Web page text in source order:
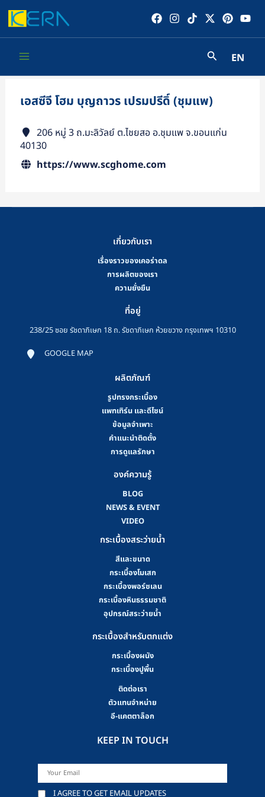
Skip
to
Menu
EN
เอสซีจี โฮม บุญถาวร เปรมปรีดิ์ (ชุมแพ)
206 หมู่ 3 ถ.มะลิวัลย์ ต.ไชยสอ อ.ชุมแพ จ.ขอนแก่น
40130
https://www.scghome.com
เกี่ยวกับเรา
เรื่องราวของเคอร่าดล
การผลิตของเรา
ความยั่งยืน
ที่อยู่
238/25 ซอย รัชดาภิเษก 18 ถ. รัชดาภิเษก ห้วยขวาง กรุงเทพฯ 10310
GOOGLE MAP
ผลิตภัณฑ์
รูปทรงกระเบื้อง
แพทเทิร์น และดีไซน์
ข้อมูลจำเพาะ
คําแนะนําติดตั้ง
การดูแลรักษา
องค์ความรู้
BLOG
NEWS & EVENT
VIDEO
กระเบื้องสระว่ายน้ำ
สีและขนาด
กระเบื้องโมเสก
กระเบื้องพอร์ซเลน
กระเบื้องหินธรรมชาติ
อุปกรณ์สระว่ายน้ำ
กระเบื้องสำหรับตกแต่ง
กระเบื้องผนัง
กระเบื้องปูพื้น
ติดต่อเรา
ตัวแทนจำหน่าย
อี-แคตตาล็อก
KEEP IN TOUCH
I AGREE TO GET EMAIL UPDATES